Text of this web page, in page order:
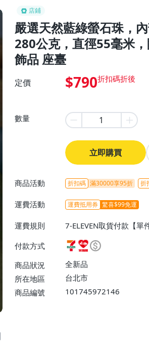
店鋪
嚴選天然藍綠螢石珠，
280公克，直徑55毫米
飾品 座臺
定價 $790
數量
立即購買
商品活動 折扣碼 滿30000享95折 折
運費活動 運費抵用券 驚喜$99免運
運費規則
7-ELEVEN取貨付款【
ELEVEN取貨不付款【
或消費滿$1298免運費
$1598免運費】
付款方式
商品狀況
全新品
所在地區
台北市
商品編號
101745972146